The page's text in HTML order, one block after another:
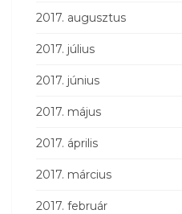
2017. augusztus
2017. július
2017. június
2017. május
2017. április
2017. március
2017. február